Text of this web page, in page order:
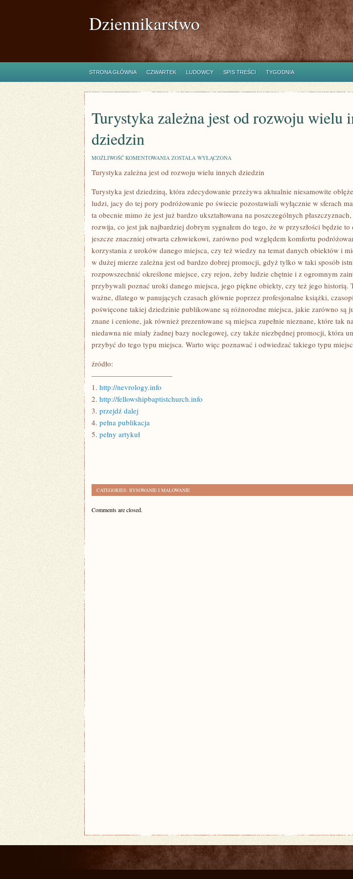
Dziennikarstwo
STRONA GŁÓWNA CZWARTEK LUDOWCY SPIS TREŚCI TYGODNIA
Turystyka zależna jest od rozwoju wielu
dziedzin
MOŻLIWOŚĆ KOMENTOWANIA TURYSTYKA
JEST
WIELU
INNYCH
ZOSTAŁA WYŁĄCZONA
Turystyka zależna jest od rozwoju wielu innych dziedzin
Turystyka jest dziedziną, która zdecydowanie przeżywa aktualnie niesamowite
ludzi, jacy do tej pory podróżowanie po świecie pozostawiali wyłącznie w sferach
ta obecnie mimo że jest już bardzo ukształtowana na poszczególnych
rozwija, co jest jak najbardziej dobrym sygnałem do tego, że w przyszłości będzie to
jeszcze znaczniej otwarta człowiekowi, zarówno pod względem komfortu
korzystania z uroków danego miejsca, czy też wiedzy na temat danych obiektów i
w dużej mierze zależna jest od bardzo dobrej promocji, gdyż tylko w taki sposób
rozpowszechnić określone miejsce, czy rejon, żeby ludzie chętnie i z ogromnym
przybywali poznać uroki danego miejsca, jego piękne obiekty, czy też jego historią.
ważne, dlatego w panujących czasach głównie poprzez profesjonalne książki,
poświęcone takiej dziedzinie publikowane są różnorodne miejsca, jakie zarówno są
znane i cenione, jak również prezentowane są miejsca zupełnie nieznane, które tak
niedawna nie miały żadnej bazy noclegowej, czy także niezbędnej promocji, która
przybyć do tego typu miejsca. Warto więc poznawać i odwiedzać takiego typu
źródło:
———————————
1. http://nevrology.info
2. http://fellowshipbaptistchurch.info
3. przejdź dalej
4. pełna publikacja
5. pełny artykuł
CATEGORIES: RYSOWANIE I MALOWANIE
Comments are closed.